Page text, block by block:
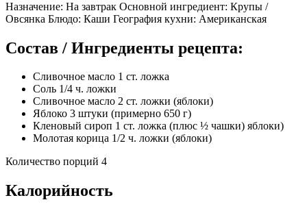
Назначение: На завтрак Основной ингредиент: Крупы /
Овсянка Блюдо: Каши География кухни: Американская
Состав / Ингредиенты рецепта:
Сливочное масло 1 ст. ложка
Соль 1/4 ч. ложки
Сливочное масло 2 ст. ложки (яблоки)
Яблоко 3 штуки (примерно 650 г)
Кленовый сироп 1 ст. ложка (плюс ½ чашки) яблоки)
Молотая корица 1/2 ч. ложки (яблоки)
Количество порций 4
Калорийность